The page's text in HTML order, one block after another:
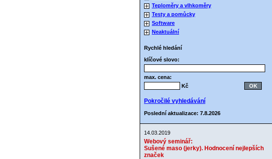
Teploměry a vlhkoměry
Testy a pomůcky
Software
Neaktuální
Rychlé hledání
klíčové slovo:
max. cena:
Kč
Pokročilé vyhledávání
Poslední aktualizace: 7.8.2026
14.03.2019
Webový seminář:
Sušené maso (jerky). Hodnocení nejlepších
značek